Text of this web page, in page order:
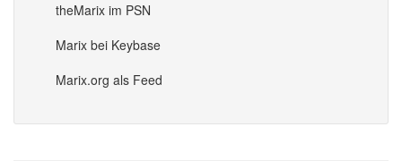
theMarix im PSN
Marix bei Keybase
Marix.org als Feed